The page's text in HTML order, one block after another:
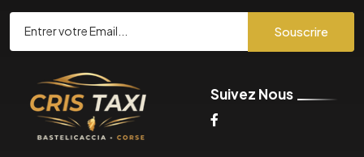
Souscrire
Suivez Nous